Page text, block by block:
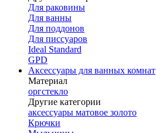
Для раковины
Для ванны
Для поддонов
Для писсуаров
Ideal Standard
GPD
Аксессуары для ванных комнат
Материал
оргстекло
Другие категории
аксессуары матовое золото
Крючки